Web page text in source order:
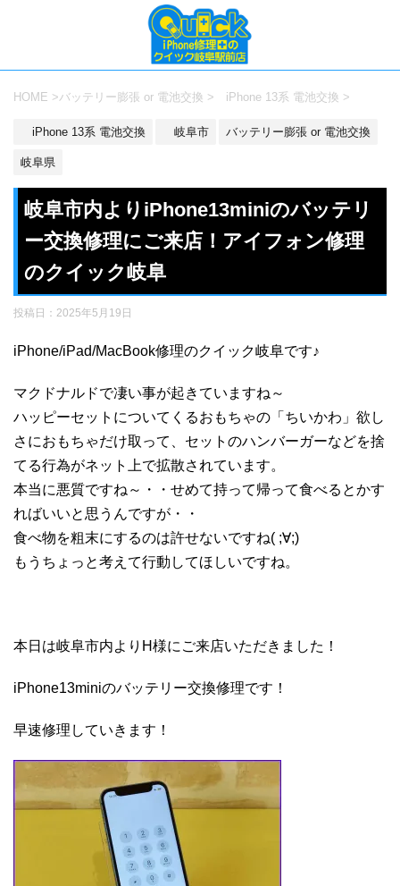
HOME >バッテリー膨張 or 電池交換 > iPhone 13系 電池交換 >
iPhone 13系 電池交換 岐阜市 バッテリー膨張 or 電池交換
岐阜県
岐阜市内よりiPhone13miniのバッテリ
ー交換修理にご来店！アイフォン修理
のクイック岐阜
投稿日： 2025年5月19日
iPhone/iPad/MacBook修理のクイック岐阜です♪
マクドナルドで凄い事が起きていますね～
ハッピーセットについてくるおもちゃの「ちいかわ」欲し
さにおもちゃだけ取って、セットのハンバーガーなどを捨
てる行為がネット上で拡散されています。
本当に悪質ですね～・・せめて持って帰って食べるとかす
ればいいと思うんですが・・
食べ物を粗末にするのは許せないですね( ;∀;)
もうちょっと考えて行動してほしいですね。
本日は岐阜市内よりH様にご来店いただきました！
iPhone13miniのバッテリー交換修理です！
早速修理していきます！